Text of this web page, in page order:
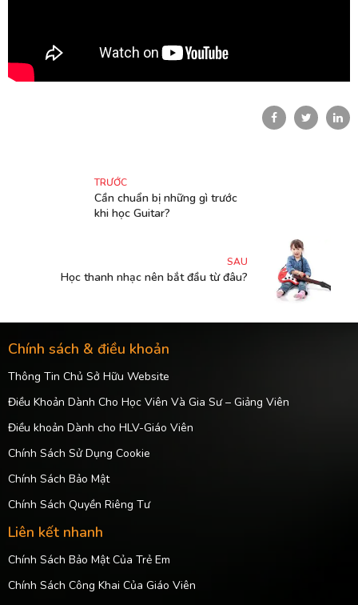
TRƯỚC
Cần chuẩn bị những gì trước
khi học Guitar?
SAU
Học thanh nhạc nên bắt đầu từ đâu?
Chính sách & điều khoản
Thông Tin Chủ Sở Hữu Website
Điều Khoản Dành Cho Học Viên Và Gia Sư – Giảng Viên
Điều khoản Dành cho HLV-Giáo Viên
Chính Sách Sử Dụng Cookie
Chính Sách Bảo Mật
Chính Sách Quyền Riêng Tư
Liên kết nhanh
Chính Sách Bảo Mật Của Trẻ Em
Chính Sách Công Khai Của Giáo Viên